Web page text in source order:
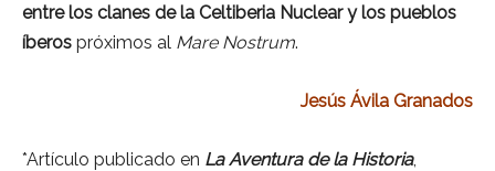
entre los clanes de la Celtiberia Nuclear y los pueblos
íberos próximos al Mare Nostrum.
Jesús Ávila Granados
*Artículo publicado en La Aventura de la Historia,